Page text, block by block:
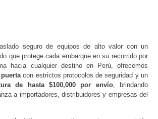
seguro de equipos de alto valor con un
que protege cada embarque en su recorrido por
hacia cualquier destino en Perú, ofrecemos
con estrictos protocolos de seguridad y un
de hasta $100,000 por envío, brindando
a importadores, distribuidores y empresas del